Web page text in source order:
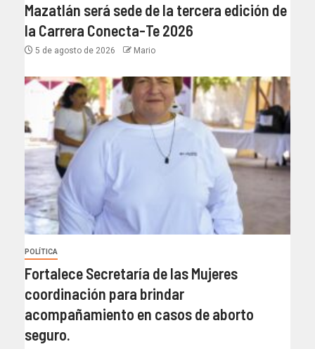
Mazatlán será sede de la tercera edición de
la Carrera Conecta-Te 2026
5 de agosto de 2026 Mario
POLÍTICA
Fortalece Secretaría de las Mujeres
coordinación para brindar
acompañamiento en casos de aborto
seguro.